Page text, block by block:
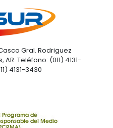
Gral. Rodriguez
AR. Teléfono: (011) 4131-
4131-3430